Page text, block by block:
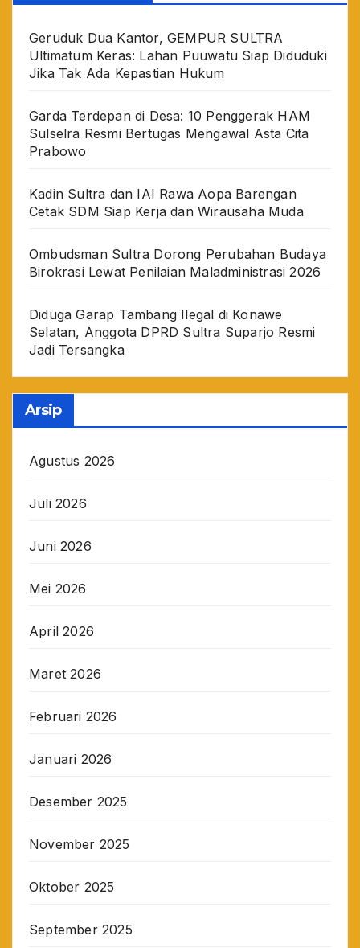
Geruduk Dua Kantor, GEMPUR SULTRA
Ultimatum Keras: Lahan Puuwatu Siap Diduduki
Jika Tak Ada Kepastian Hukum
Garda Terdepan di Desa: 10 Penggerak HAM
Sulselra Resmi Bertugas Mengawal Asta Cita
Prabowo
Kadin Sultra dan IAI Rawa Aopa Barengan
Cetak SDM Siap Kerja dan Wirausaha Muda
Ombudsman Sultra Dorong Perubahan Budaya
Birokrasi Lewat Penilaian Maladministrasi 2026
Diduga Garap Tambang Ilegal di Konawe
Selatan, Anggota DPRD Sultra Suparjo Resmi
Jadi Tersangka
Arsip
Agustus 2026
Juli 2026
Juni 2026
Mei 2026
April 2026
Maret 2026
Februari 2026
Januari 2026
Desember 2025
November 2025
Oktober 2025
September 2025